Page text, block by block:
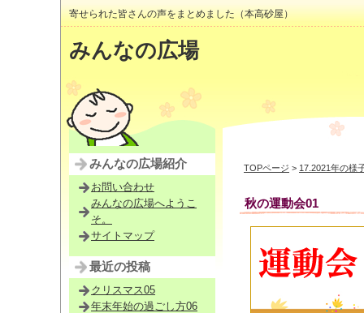
寄せられた皆さんの声をまとめました（本高砂屋）
みんなの広場
TOPページ > 17.2021年の様
秋の運動会01
みんなの広場紹介
お問い合わせ
みんなの広場へようこ
そ。
サイトマップ
最近の投稿
クリスマス05
年末年始の過ごし方06